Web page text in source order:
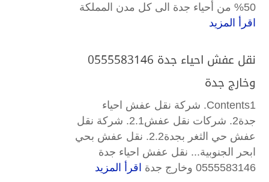
50% من أحياء جدة الى كل مدن المملكة
اقرأ المزيد
نقل عفش احياء جدة 0555583146
وخارج جدة
Contents1. شركة نقل عفش احياء
جدة2. شركات نقل عفش2.1. شركة نقل
عفش حي الثغر بجدة2.2. نقل عفش بحي
ابحر الجنوبية... نقل عفش احياء جدة
0555583146 وخارج جدة
اقرأ المزيد